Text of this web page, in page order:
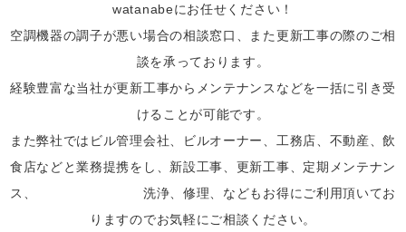
watanabeにお任せください！
空調機器の調子が悪い場合の相談窓口、また更新工事の際のご相
談を承っております。
経験豊富な当社が更新工事からメンテナンスなどを一括に引き受
けることが可能です。
また弊社ではビル管理会社、ビルオーナー、工務店、不動産、飲
食店などと業務提携をし、新設工事、更新工事、定期メンテナン
ス、 洗浄、修理、などもお得にご利用頂いてお
りますのでお気軽にご相談ください。